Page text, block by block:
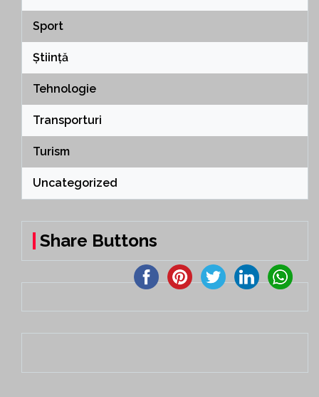
Sport
Știință
Tehnologie
Transporturi
Turism
Uncategorized
Share Buttons